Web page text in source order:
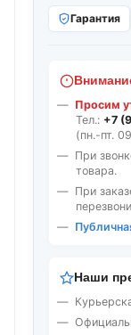
Гарантия
Просим
Тел.: +7
(пн.-пт.
При
товара.
При
Наши